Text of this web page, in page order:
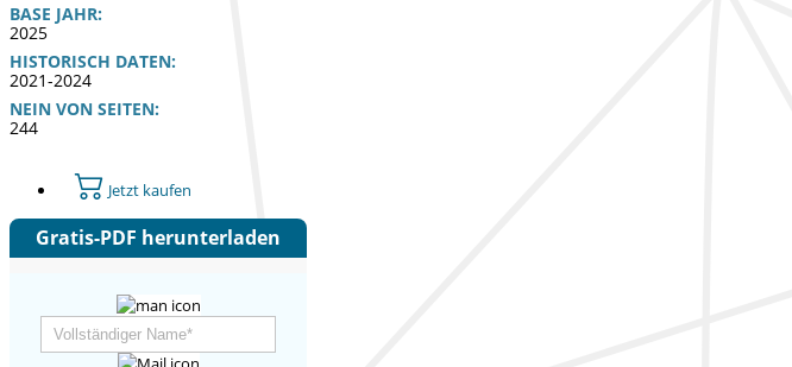
BASE JAHR:
2025
HISTORISCH DATEN:
2021-2024
NEIN VON SEITEN:
244
Jetzt kaufen
Gratis-PDF herunterladen